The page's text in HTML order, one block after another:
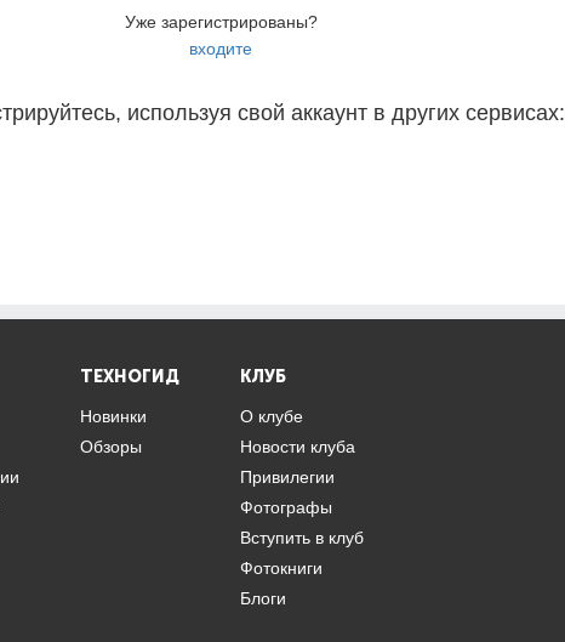
Уже зарегистрированы?
входите
используя свой аккаунт в других сервисах:
ТЕХНОГИД
Новинки
Обзоры
КЛУБ
О клубе
Новости клуба
Привилегии
Фотографы
Вступить в клуб
Фотокниги
Блоги